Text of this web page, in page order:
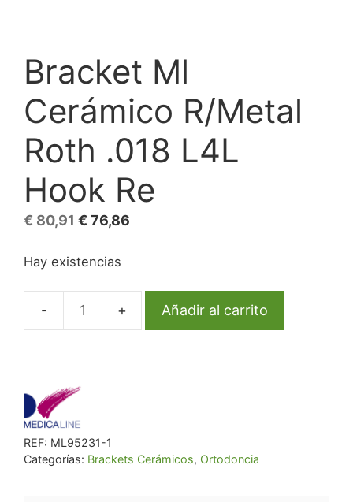
Bracket Ml
Cerámico R/Metal
Roth .018 L4L
Hook Re
€80,91El
original
€ 80,91.
€ 76,86
€ 76,86.
Hay existencias
Bracket
Cerámico
Hook
Añadir al carrito
REF: ML95231-1
Categorías: Brackets Cerámicos, Ortodoncia